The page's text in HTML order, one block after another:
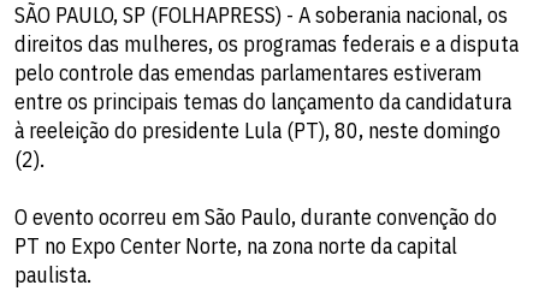
SÃO PAULO, SP (FOLHAPRESS) - A soberania nacional, os
direitos das mulheres, os programas federais e a disputa
pelo controle das emendas parlamentares estiveram
entre os principais temas do lançamento da candidatura
à reeleição do presidente Lula (PT), 80, neste domingo
(2).
O evento ocorreu em São Paulo, durante convenção do
PT no Expo Center Norte, na zona norte da capital
paulista.